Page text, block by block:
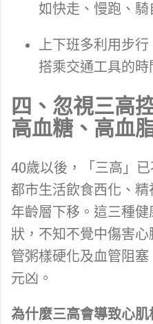
如快走、慢跑、騎
上下班多利用步
搭乘交通工具的時
四、忽視三高
高血糖、高血脂
40歲以後，「三高」
都市生活飲食西化、
年齡層下移。這三種
狀，不知不覺中傷害
管粥樣硬化及血管阻
元凶。
為什麼三高會導致心肌